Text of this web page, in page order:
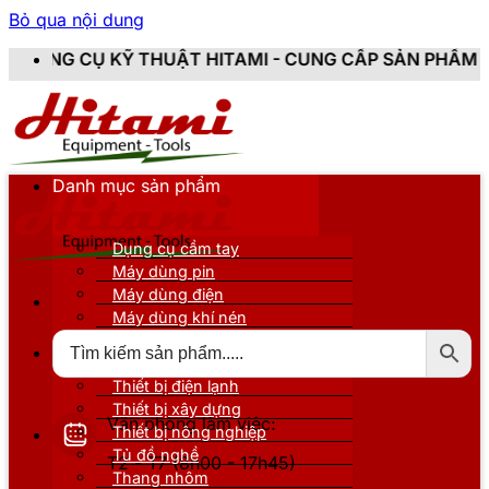
Bỏ qua nội dung
HITAMI - CUNG CẤP SẢN PHẨM CHÍNH HÃNG,
Văn phòng làm việc:
T2 - T7 (8h00 - 17h45)
Danh mục sản phẩm
Dụng cụ cầm tay
Máy dùng pin
Máy dùng điện
Máy dùng khí nén
Thiết bị nâng đỡ
Thiết bị điện lạnh
Thiết bị xây dựng
Thiết bị nông nghiệp
Tủ đồ nghề
Thang nhôm